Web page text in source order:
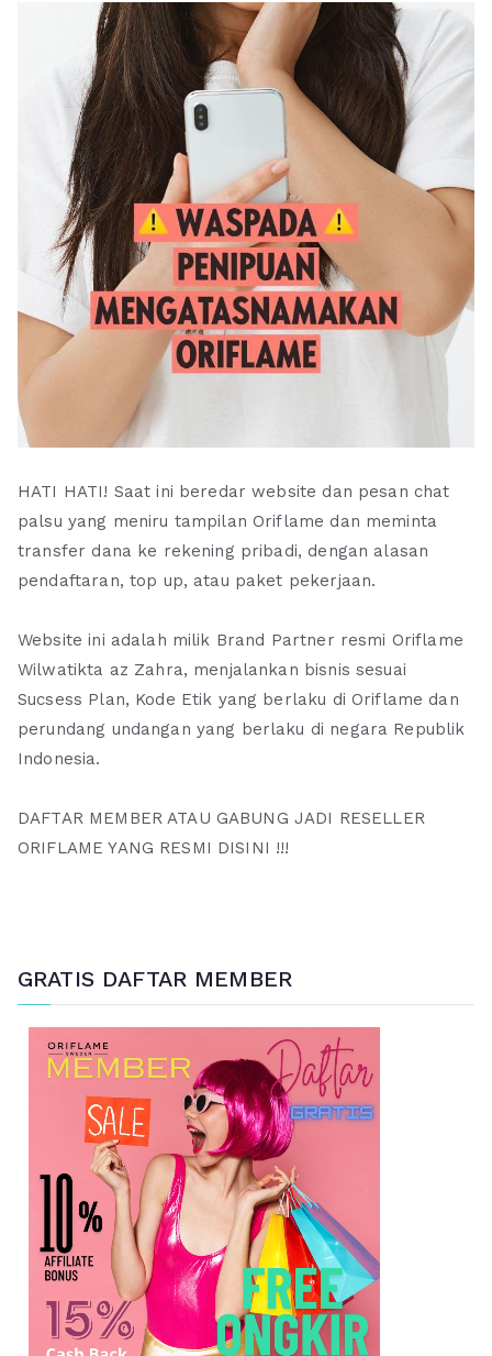
HATI HATI! Saat ini beredar website dan pesan chat
palsu yang meniru tampilan Oriflame dan meminta
transfer dana ke rekening pribadi, dengan alasan
pendaftaran, top up, atau paket pekerjaan.
Website ini adalah milik Brand Partner resmi Oriflame
Wilwatikta az Zahra, menjalankan bisnis sesuai
Sucsess Plan, Kode Etik yang berlaku di Oriflame dan
perundang undangan yang berlaku di negara Republik
Indonesia.
DAFTAR MEMBER ATAU GABUNG JADI RESELLER
ORIFLAME YANG RESMI DISINI !!!
GRATIS DAFTAR MEMBER